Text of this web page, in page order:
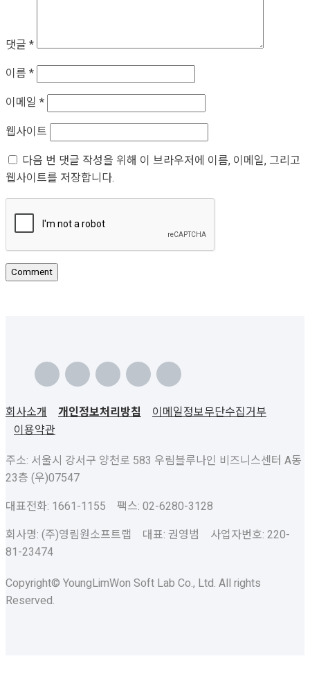
댓글 *
이름 *
이메일 *
웹사이트
다음 번 댓글 작성을 위해 이 브라우저에 이름, 이메일, 그리고
웹사이트를 저장합니다.
회사소개 개인정보처리방침
이메일정보무단수집거부
이용약관
주소: 서울시 강서구 양천로 583 우림블루나인 비즈니스센터 A동
23층 (우)07547
대표전화: 1661-1155 팩스: 02-6280-3128
회사명: (주)영림원소프트랩 대표: 권영범 사업자번호: 220-
81-23474
Copyright© YoungLimWon Soft Lab Co., Ltd. All rights
Reserved.